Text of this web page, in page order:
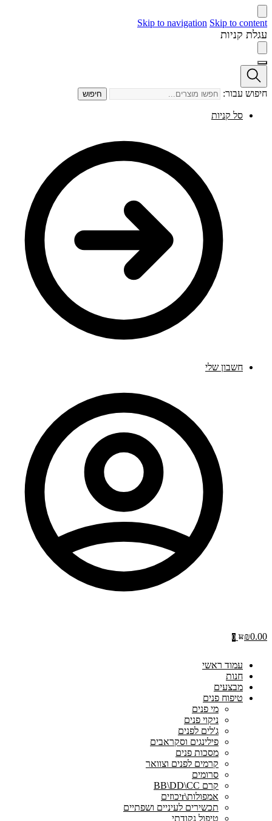
Skip to navigation Skip to content
עגלת קניות
חיפוש עבור: חיפוש
סל קניות
חשבון שלי
₪0.00
0
עמוד ראשי
חנות
מבצעים
טיפוח פנים
מי פנים
ניקוי פנים
ג'לים לפנים
פילינגים וסקראבים
מסכות פנים
קרמים לפנים וצוואר
סרומים
קרם BB\DD\CC
אמפולות\rיכוזים
תכשירים לעיניים ושפתיים
טיפול נקודתי